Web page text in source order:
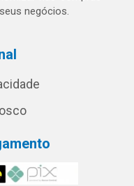
negócios.